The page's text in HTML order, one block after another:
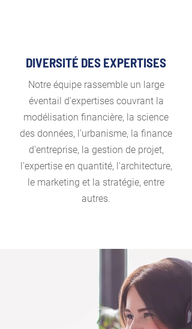
DIVERSITÉ DES EXPERTISES
Notre équipe rassemble un large
éventail d'expertises couvrant la
modélisation financière, la science
des données, l'urbanisme, la finance
d'entreprise, la gestion de projet,
l'expertise en quantité, l'architecture,
le marketing et la stratégie, entre
autres.